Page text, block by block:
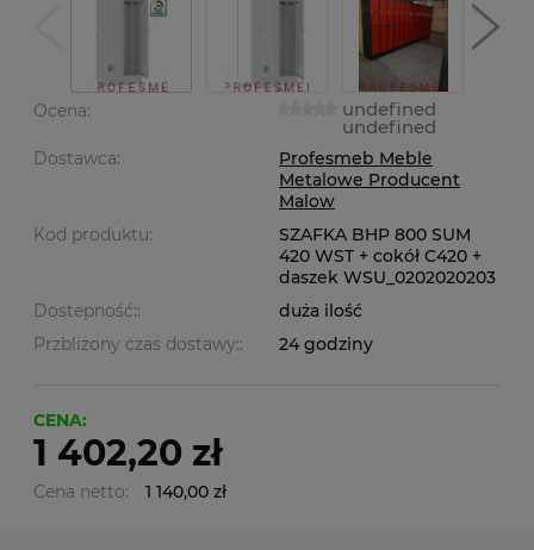
Ocena: undefined
undefined
Dostawca:
Profesmeb Meble
Metalowe Producent
Malow
Kod produktu:
SZAFKA BHP 800 SUM
420 WST + cokół C420 +
daszek WSU_0202020203
Dostepność::
duża ilość
Przbliżony czas dostawy::
24 godziny
CENA:
1 402,20 zł
Cena netto: 1 140,00 zł